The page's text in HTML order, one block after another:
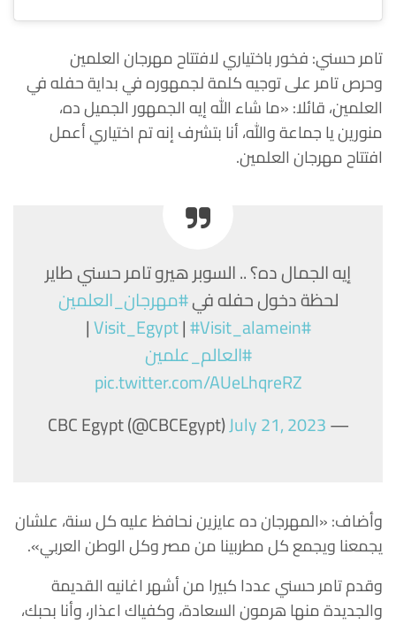
تامر حسني: فخور باختياري لافتتاح مهرجان العلمين
وحرص تامر على توجيه كلمة لجمهوره في بداية حفله في
العلمين، قائلا: «ما شاء الله إيه الجمهور الجميل ده،
منورين يا جماعة والله، أنا بتشرف إنه تم اختياري أعمل
افتتاح مهرجان العلمين.
إيه الجمال ده؟ .. السوبر هيرو تامر حسني طاير
لحظة دخول حفله في#مهرجان_العلمين
#Visit_Egypt
|#Visit_alamein
|
#العالم_علمين
pic.twitter.com/AUeLhqreRZ
— CBC Egypt (@CBCEgypt)
July 21, 2023
وأضاف: «المهرجان ده عايزين نحافظ عليه كل سنة، علشان
يجمعنا ويجمع كل مطربينا من مصر وكل الوطن العربي».
وقدم تامر حسني عددا كبيرا من أشهر اغانيه القديمة
والجديدة منها هرمون السعادة، وكفياك اعذار، وأنا بحبك،